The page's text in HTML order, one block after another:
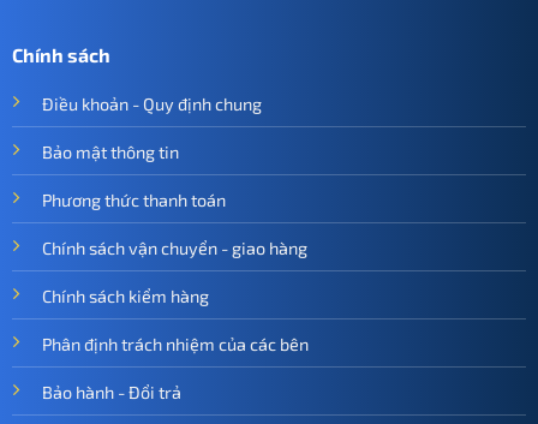
Chính sách
Điều khoản - Quy định chung
Bảo mật thông tin
Phương thức thanh toán
Chính sách vận chuyển - giao hàng
Chính sách kiểm hàng
Phân định trách nhiệm của các bên
Bảo hành - Đổi trả